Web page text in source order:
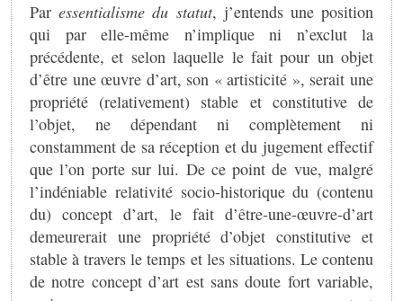
Paressentialisme du statut, j’entends une position
qui par elle-même n’implique ni n’exclut la
précédente, et selon laquelle le fait pour un objet
d’être une œuvre d’art, son « artisticité », serait une
propriété (relativement) stable et constitutive de
l’objet, ne dépendant ni complètement ni
constamment de sa réception et du jugement effectif
que l’on porte sur lui. De ce point de vue, malgré
l’indéniable relativité socio-historique du (contenu
du) concept d’art, le fait d’être-une-œuvre-d’art
demeurerait une propriété d’objet constitutive et
stable à travers le temps et les situations. Le contenu
de notre concept d’art est sans doute fort variable,